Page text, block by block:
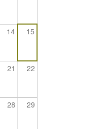
14 15
21 22
28 29